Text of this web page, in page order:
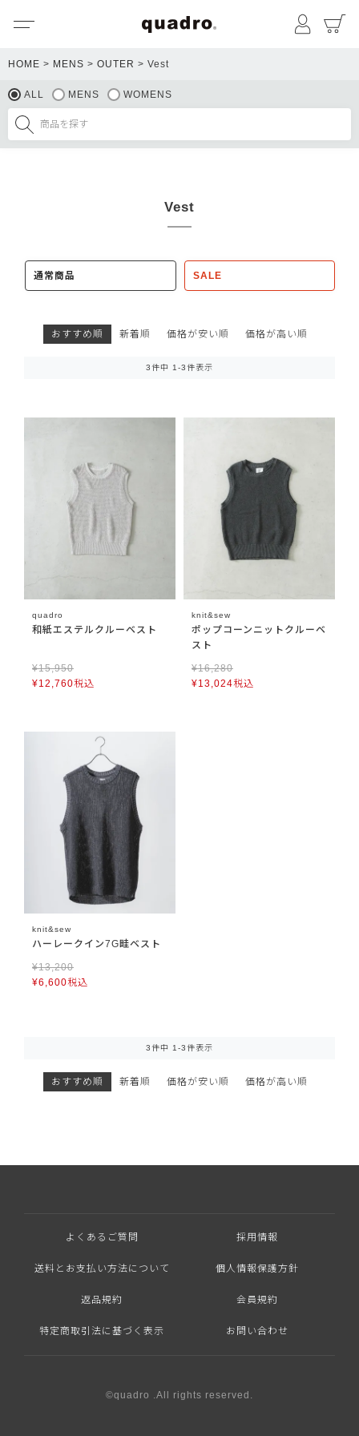
マイペ
HOME MENS OUTER Vest
ALL MENS WOMENS
Vest
通常商品 SALE
おすすめ順 新着順 価格が安い順 価格が高い順
3件中 1 -3件表示
quadro
和紙エステルクルーベスト
¥15,950
¥12,760税込
knit&sew
ポップコーンニットクルーベ
スト
¥16,280
¥13,024税込
knit&sew
ハーレークイン7G畦ベスト
¥13,200
¥6,600税込
おすすめ順 新着順 価格が安い順 価格が高い順
3件中 1 -3件表示
よくあるご質問 採用情報
送料とお支払い方法について 個人情報保護方針
返品規約 会員規約
特定商取引法に基づく表示 お問い合わせ
©quadro .All rights reserved.